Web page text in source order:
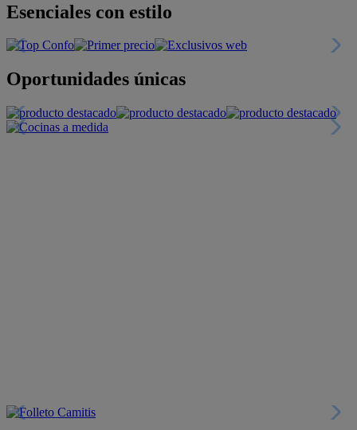
Esenciales con estilo
Oportunidades únicas